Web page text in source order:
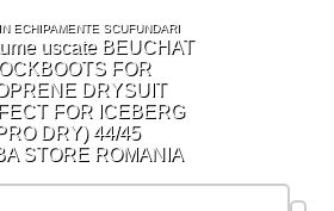
ECHIPAMENTE SCUFUNDARI
STORE ROMANIA